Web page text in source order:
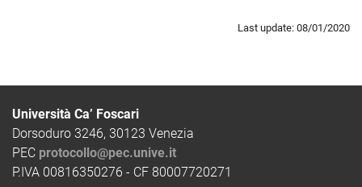
Last update: 08/01/2020
Università Ca’ Foscari
Dorsoduro 3246, 30123 Venezia
PEC protocollo@pec.unive.it
P.IVA 00816350276 - CF 80007720271